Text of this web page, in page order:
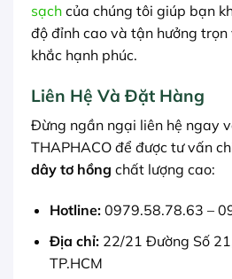
sạch của chúng tôi giúp bạn
độ đỉnh cao và tận hưởng trọn
khắc hạnh phúc.
Liên Hệ Và Đặt Hàng
Đừng ngần ngại liên hệ ngay
THAPHACO để được tư vấn
dây tơ hồng chất lượng cao:
Hotline:0979.58.78.63 –
Địa chỉ:22/21 Đường Số
TP.HCM